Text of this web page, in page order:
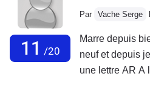
11 /20
Par Vache Serge
Marre depuis
neuf et depuis
une lettre AR A